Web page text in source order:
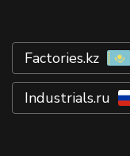
Factories.kz
Industrials.ru